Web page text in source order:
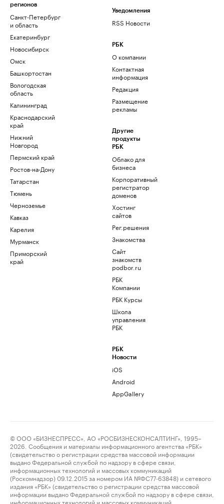
регионов
Санкт-Петербург
и область
Екатеринбург
Новосибирск
Омск
Башкортостан
Вологодская
область
Калининград
Краснодарский
край
Нижний
Новгород
Пермский край
Ростов-на-Дону
Татарстан
Тюмень
Черноземье
Кавказ
Карелия
Мурманск
Приморский
край
Уведомления
RSS Новости
РБК
О компании
Контактная
информация
Редакция
Размещение
рекламы
Другие
продукты
РБК
Облако для
бизнеса
Корпоративный
регистратор
доменов
Хостинг
сайтов
Рег.решения
Знакомства
Сайт
знакомств
podbor.ru
РБК
Компании
РБК Курсы
Школа
управления
РБК
РБК
Новости
iOS
Android
AppGallery
© ООО «БИЗНЕСПРЕСС», АО «РОСБИЗНЕСКОНСАЛТИНГ», 1995–
2026. Сообщения и материалы информационного агентства «РБК»
(свидетельство о регистрации средства массовой информации
выдано Федеральной службой по надзору в сфере связи,
информационных технологий и массовых коммуникаций
(Роскомнадзор) 09.12.2015 за номером ИА №ФС77-63848) и сетевого
издания «РБК» (свидетельство о регистрации средства массовой
информации выдано Федеральной службой по надзору в сфере связи,
информационных технологий и массовых коммуникаций